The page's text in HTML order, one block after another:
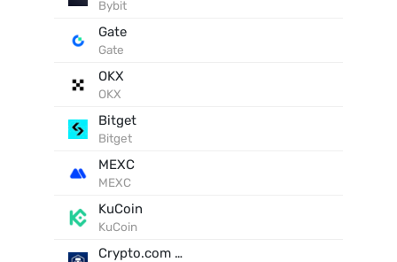
Bybit
Gate
Gate
OKX
OKX
Bitget
Bitget
MEXC
MEXC
KuCoin
KuCoin
Crypto.com Exchange